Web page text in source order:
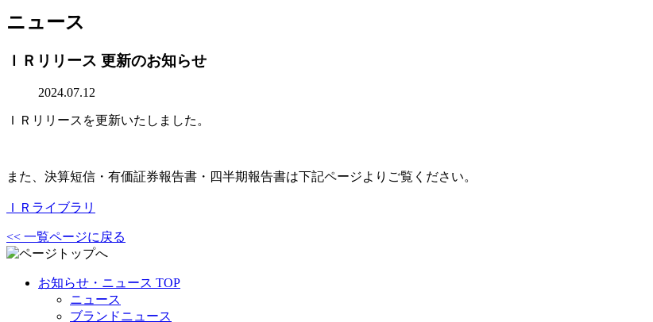
ニュース
ＩＲリリース 更新のお知らせ
2024.07.12
ＩＲリリースを更新いたしました。
また、決算短信・有価証券報告書・四半期報告書は下記ページよりご覧ください。
ＩＲライブラリ
<< 一覧ページに戻る
お知らせ・ニュース TOP
ニュース
ブランドニュース